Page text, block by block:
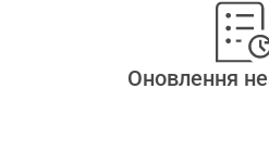
Оновлення